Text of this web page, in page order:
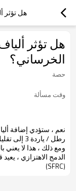
هل تؤثر
هل تؤثر
الخرساني؟
حصة
وقت مسألة
ومع ذلك ، هذا لا يعني
الدمج الاهتزازي ، يعيد
(SFRC)